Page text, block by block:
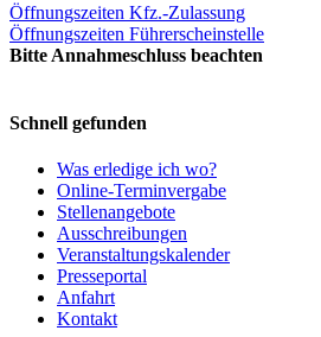
Öffnungszeiten Kfz.-Zulassung
Öffnungszeiten Führerscheinstelle
Bitte Annahmeschluss beachten
Schnell gefunden
Was erledige ich wo?
Online-Terminvergabe
Stellenangebote
Ausschreibungen
Veranstaltungskalender
Presseportal
Anfahrt
Kontakt